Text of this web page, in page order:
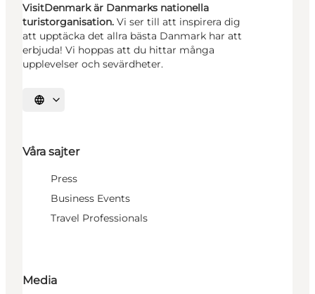
VisitDenmark är Danmarks nationella
turistorganisation. Vi ser till att inspirera dig
att upptäcka det allra bästa Danmark har att
erbjuda! Vi hoppas att du hittar många
upplevelser och sevärdheter.
Välj språk
Våra sajter
Press
Business Events
Travel Professionals
Media